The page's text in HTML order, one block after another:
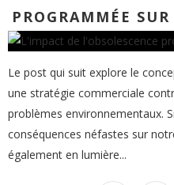
PROGRAMMÉE
Le post qui suit explore le
une stratégie commerciale
problèmes environnementaux.
conséquences néfastes sur
également en lumière...